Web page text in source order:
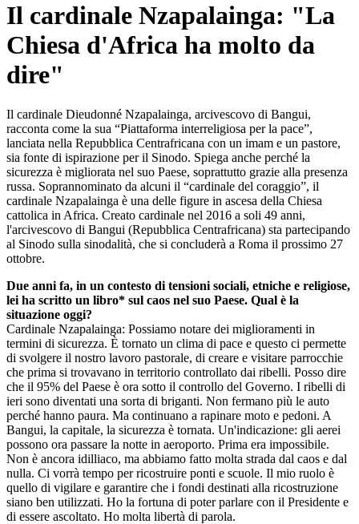
Il cardinale Nzapalainga: "La
Chiesa d'Africa ha molto da
dire"
Il cardinale Dieudonné Nzapalainga, arcivescovo di Bangui,
racconta come la sua “Piattaforma interreligiosa per la pace”,
lanciata nella Repubblica Centrafricana con un imam e un pastore,
sia fonte di ispirazione per il Sinodo. Spiega anche perché la
sicurezza è migliorata nel suo Paese, soprattutto grazie alla presenza
russa. Soprannominato da alcuni il “cardinale del coraggio”, il
cardinale Nzapalainga è una delle figure in ascesa della Chiesa
cattolica in Africa. Creato cardinale nel 2016 a soli 49 anni,
l'arcivescovo di Bangui (Repubblica Centrafricana) sta partecipando
al Sinodo sulla sinodalità, che si concluderà a Roma il prossimo 27
ottobre.
Due anni fa, in un contesto di tensioni sociali, etniche e religiose,
lei ha scritto un libro* sul caos nel suo Paese. Qual è la
situazione oggi?
Cardinale Nzapalainga: Possiamo notare dei miglioramenti in
termini di sicurezza. È tornato un clima di pace e questo ci permette
di svolgere il nostro lavoro pastorale, di creare e visitare parrocchie
che prima si trovavano in territorio controllato dai ribelli. Posso dire
che il 95% del Paese è ora sotto il controllo del Governo. I ribelli di
ieri sono diventati una sorta di briganti. Non fermano più le auto
perché hanno paura. Ma continuano a rapinare moto e pedoni. A
Bangui, la capitale, la sicurezza è tornata. Un'indicazione: gli aerei
possono ora passare la notte in aeroporto. Prima era impossibile.
Non è ancora idilliaco, ma abbiamo fatto molta strada dal caos e dal
nulla. Ci vorrà tempo per ricostruire ponti e scuole. Il mio ruolo è
quello di vigilare e garantire che i fondi destinati alla ricostruzione
siano ben utilizzati. Ho la fortuna di poter parlare con il Presidente e
di essere ascoltato. Ho molta libertà di parola.